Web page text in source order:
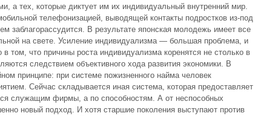
а тех, которые диктует им их индивидуальный внутренний мир.
телефонизацией, выводящей контакты подростков из-под
заблагорассудится. В результате японская молодежь имеет все
на свете. Усиление индивидуализма — большая проблема, и
том, что причины роста индивидуализма коренятся не столько в
следствием объективного хода развития экономики. В
принципе: при системе пожизненного найма человек
Сейчас складывается иная система, которая предоставляет
служащим фирмы, а по способностям. А от неспособных
новый подход. И хотя старшие поколения выступают против